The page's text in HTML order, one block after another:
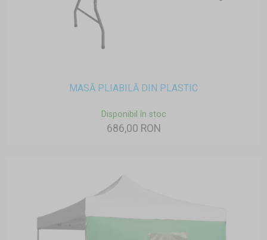
MASĂ PLIABILĂ DIN PLASTIC
Disponibil în stoc
686,00 RON